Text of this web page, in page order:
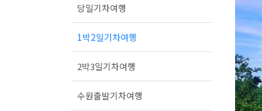
당일기차여행
1박2일기차여행
2박3일기차여행
수원출발기차여행